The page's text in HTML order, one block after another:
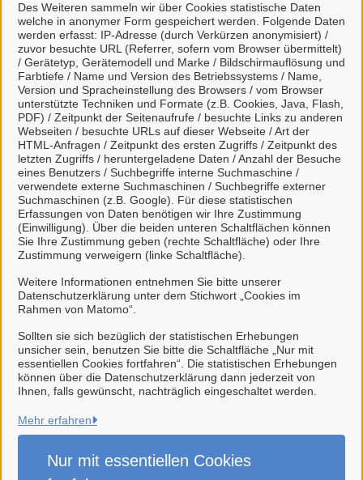
Des Weiteren sammeln wir über Cookies statistische Daten
welche in anonymer Form gespeichert werden. Folgende Daten
werden erfasst: IP-Adresse (durch Verkürzen anonymisiert) /
zuvor besuchte URL (Referrer, sofern vom Browser übermittelt)
/ Gerätetyp, Gerätemodell und Marke / Bildschirmauflösung und
Farbtiefe / Name und Version des Betriebssystems / Name,
Version und Spracheinstellung des Browsers / vom Browser
unterstützte Techniken und Formate (z.B. Cookies, Java, Flash,
PDF) / Zeitpunkt der Seitenaufrufe / besuchte Links zu anderen
Webseiten / besuchte URLs auf dieser Webseite / Art der
HTML-Anfragen / Zeitpunkt des ersten Zugriffs / Zeitpunkt des
letzten Zugriffs / heruntergeladene Daten / Anzahl der Besuche
eines Benutzers / Suchbegriffe interne Suchmaschine /
verwendete externe Suchmaschinen / Suchbegriffe externer
Suchmaschinen (z.B. Google). Für diese statistischen
Erfassungen von Daten benötigen wir Ihre Zustimmung
(Einwilligung). Über die beiden unteren Schaltflächen können
Sie Ihre Zustimmung geben (rechte Schaltfläche) oder Ihre
Zustimmung verweigern (linke Schaltfläche).
Weitere Informationen entnehmen Sie bitte unserer
Datenschutzerklärung unter dem Stichwort „Cookies im
Rahmen von Matomo“.
Sollten sie sich bezüglich der statistischen Erhebungen
unsicher sein, benutzen Sie bitte die Schaltfläche „Nur mit
essentiellen Cookies fortfahren“. Die statistischen Erhebungen
können über die Datenschutzerklärung dann jederzeit von
Ihnen, falls gewünscht, nachträglich eingeschaltet werden.
Mehr erfahren
Nur mit essentiellen Cookies
möchten. Noch einfacher wird es, wenn Sie sich
vorab hier anmelden und die Vorteile Ihres
Servicekontos nutzen. Dann können wir Sie online
erreichen und mit Ihnen über eine sichere
Verbindung digital kommunizieren.
Jetzt anmelden
Wenn Sie Ihr Servicekonto für diese
Kontaktaufnahme nicht nutzen möchten, klicken Sie
einfach auf Weiter.
Weiter
Stadt Weener (Ems)
Alle Rechte vorbehalten